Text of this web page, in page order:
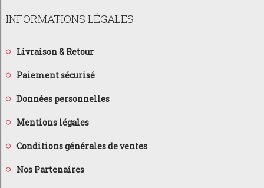
INFORMATIONS LÉGALES
Livraison & Retour
Paiement sécurisé
Données personnelles
Mentions légales
Conditions générales de ventes
Nos Partenaires